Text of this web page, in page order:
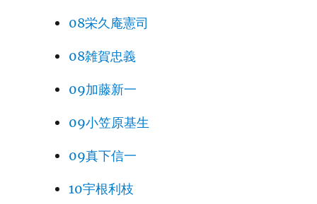
08栄久庵憲司
08雑賀忠義
09加藤新一
09小笠原基生
09真下信一
10宇根利枝